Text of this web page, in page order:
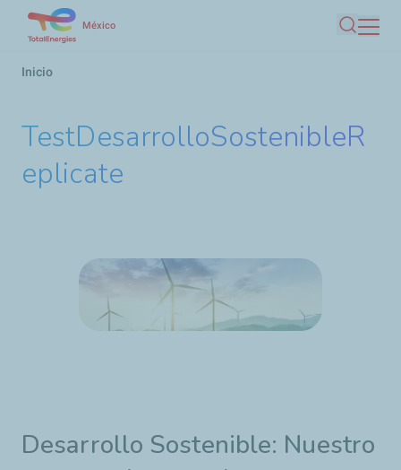
México
Buscar
Ruta
Inicio
TestDesarrolloSostenibleR
eplicate
Desarrollo Sostenible: Nuestro